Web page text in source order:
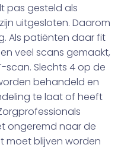
pas gesteld als
uitgesloten. Daarom
Als patiënten daar fit
veel scans gemaakt,
scan. Slechts 4 op de
behandeld en
te laat of heeft
ongeremd naar de
moet blijven worden